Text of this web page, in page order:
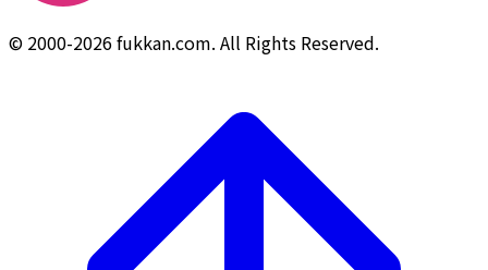
© 2000-2026 fukkan.com. All Rights Reserved.